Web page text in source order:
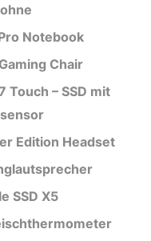
Notebook
Chair
Touch – SSD mit
Edition Headset
SSD X5